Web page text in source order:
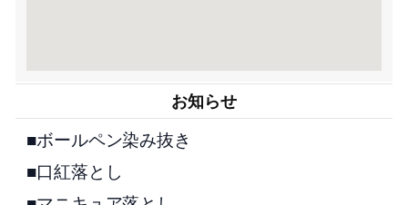
お知らせ
■ボールペン染み抜き
■口紅落とし